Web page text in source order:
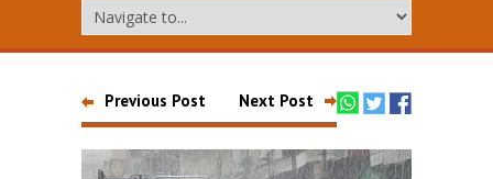
Previous Post Next Post